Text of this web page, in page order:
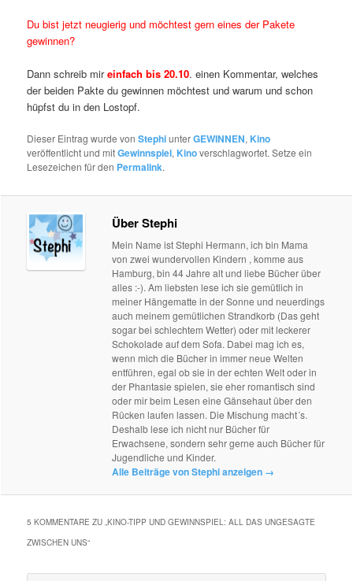
Du bist jetzt neugierig und möchtest gern eines der Pakete
gewinnen?
Dann schreib mireinfach bis 20.10. einen Kommentar, welches
der beiden Pakte du gewinnen möchtest und warum und schon
hüpfst du in den Lostopf.
Dieser Eintrag wurde vonStephiunterGEWINNEN, Kino
veröffentlicht und mitGewinnspiel, Kinoverschlagwortet. Setze ein
Lesezeichen für den Permalink.
Über Stephi
Mein Name ist Stephi Hermann, ich bin Mama
von zwei wundervollen Kindern , komme aus
Hamburg, bin 44 Jahre alt und liebe Bücher über
alles :-). Am liebsten lese ich sie gemütlich in
meiner Hängematte in der Sonne und neuerdings
auch meinem gemütlichen Strandkorb (Das geht
sogar bei schlechtem Wetter) oder mit leckerer
Schokolade auf dem Sofa. Dabei mag ich es,
wenn mich die Bücher in immer neue Welten
entführen, egal ob sie in der echten Welt oder in
der Phantasie spielen, sie eher romantisch sind
oder mir beim Lesen eine Gänsehaut über den
Rücken laufen lassen. Die Mischung macht´s.
Deshalb lese ich nicht nur Bücher für
Erwachsene, sondern sehr gerne auch Bücher für
Jugendliche und Kinder.
Alle Beiträge von Stephi anzeigen →
5 KOMMENTARE ZU „KINO-TIPP UND GEWINNSPIEL: ALL DAS UNGESAGTE
ZWISCHEN UNS“